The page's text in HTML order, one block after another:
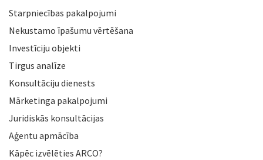
Starpniecības pakalpojumi
Nekustamo īpašumu vērtēšana
Investīciju objekti
Tirgus analīze
Konsultāciju dienests
Mārketinga pakalpojumi
Juridiskās konsultācijas
Aģentu apmācība
Kāpēc izvēlēties ARCO?